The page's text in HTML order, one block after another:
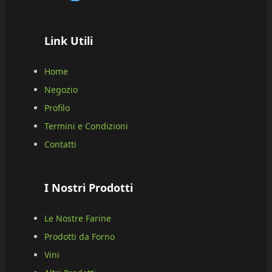
Link Utili
Home
Negozio
Profilo
Termini e Condizioni
Contatti
I Nostri Prodotti
Le Nostre Farine
Prodotti da Forno
Vini